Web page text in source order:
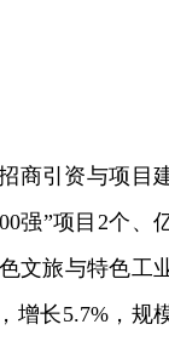
商引资与项目
强”项目2个、
文旅与特色工
增长5.7%，规